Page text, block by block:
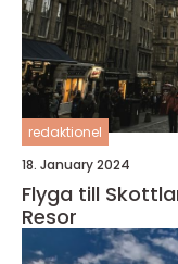
redaktionel
18. January 2024
Flyga till
Resor